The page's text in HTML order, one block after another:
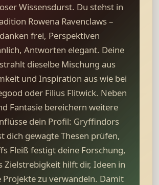
Wissensdurst. Du stehst in
Rowena Ravenclaws –
frei, Perspektiven
Antworten elegant. Deine
dieselbe Mischung aus
und Inspiration aus wie bei
oder Filius Flitwick. Neben
Fantasie bereichern weitere
dein Profil: Gryffindors
dich gewagte Thesen prüfen,
Fleiß festigt deine Forschung,
Zielstrebigkeit hilft dir, Ideen in
Projekte zu verwandeln. Damit